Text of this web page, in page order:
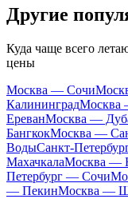
Другие
Куда чаще всего
цены
Москва — Сочи
КалининградМосква
ЕреванМосква —
БангкокМосква —
ВодыСанкт-
МахачкалаМосква —
Петербург — Сочи
— ПекинМосква —